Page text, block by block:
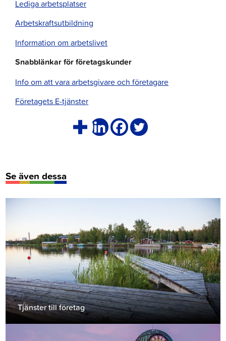
Lediga arbetsplatser
Arbetskraftsutbildning
Information om arbetslivet
Snabblänkar för företagskunder
Info om att vara arbetsgivare och företagare
Företagets E-tjänster
Se även dessa
Tjänster till företag